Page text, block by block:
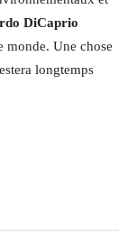
DiCaprio
monde. Une chose
longtemps